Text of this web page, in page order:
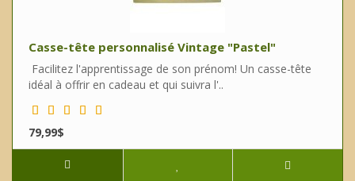
Casse-tête personnalisé Vintage "Pastel"
Facilitez l'apprentissage de son prénom! Un casse-tête
idéal à offrir en cadeau et qui suivra l'..
79,99$